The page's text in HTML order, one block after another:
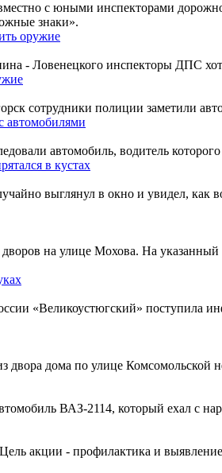
с юными инспекторами
знаки».
оружие
- Ловенецкого инспекторы ДПС
сотрудники полиции заметили
автомобилями
автомобиль, водитель
в кустах
выглянул в окно и увидел, как
на улице Мохова. На
«Великоустюгский» поступила
дома по улице Комсомольской
ВАЗ-2114, который ехал с
акции - профилактика и